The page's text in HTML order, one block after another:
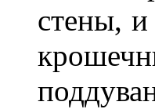
стены,